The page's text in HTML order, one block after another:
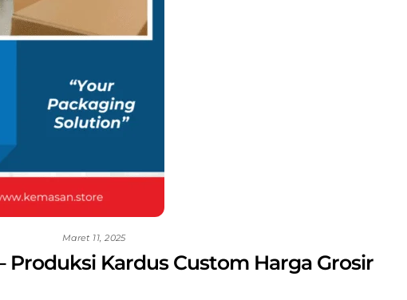
Maret 11, 2025
Produksi Kardus Custom Harga Grosir